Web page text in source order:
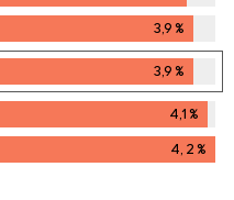
3,9%
3,9%
4,1%
4,2%